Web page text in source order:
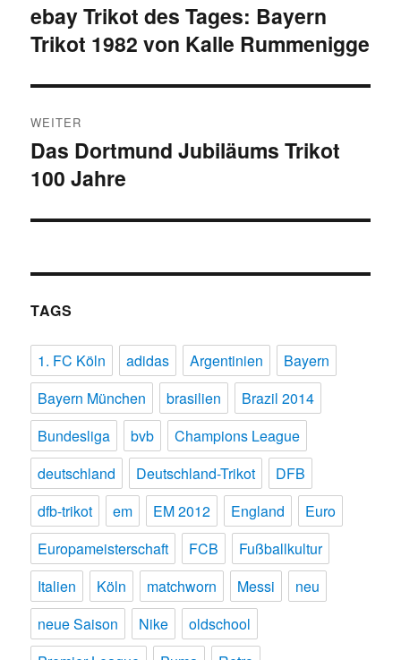
Vorheriger
Beitrag:
ebay Trikot des Tages: Bayern
Trikot 1982 von Kalle Rummenigge
WEITER
Nächster
Beitrag:
Das Dortmund Jubiläums Trikot
100 Jahre
TAGS
1. FC Köln adidas Argentinien
Bayern
Bayern München
brasilien
Brazil 2014
Bundesliga
bvb
Champions League
deutschland
Deutschland-Trikot
DFB
dfb-trikot
em EM 2012 England
Euro
Europameisterschaft
FCB
Fußballkultur
Italien
Köln matchworn Messi
neu
neue Saison
Nike
oldschool